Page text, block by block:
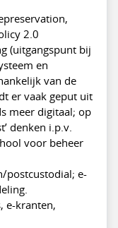
2.0
(uitgangspunt bij
en
van de
er vaak geput uit
meer digitaal; op
denken i.p.v.
voor beheer
postcustodial; e-
e-kranten,